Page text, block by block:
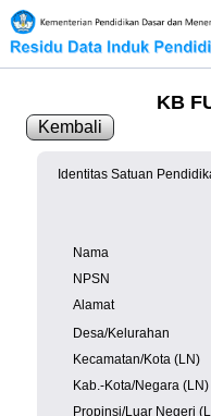
KB
Kembali
Identitas Satuan
Nama
NPSN
Alamat
Desa/Kelurahan
Kecamatan/Kota (LN)
Kab.-Kota/Negara (LN)
Propinsi/Luar Negeri